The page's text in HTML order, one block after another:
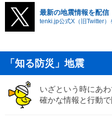
最新の地震情報を配信
tenki.jp公式X（旧Twitter）
「知る防災」地震
いざという時にあ
確かな情報と行動